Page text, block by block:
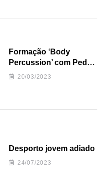
Formação ‘Body
Percussion’ com Pedro
Almeida
20/03/2023
Desporto jovem adiado
24/07/2023